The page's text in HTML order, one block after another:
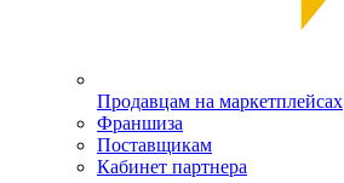
Продавцам на маркетплейсах
Франшиза
Поставщикам
Кабинет партнера